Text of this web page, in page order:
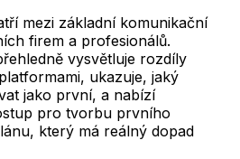
mezi základní komunikační
firem a profesionálů.
vysvětluje rozdíly
ukazuje, jaký
jako první, a nabízí
pro tvorbu prvního
který má reálný dopad